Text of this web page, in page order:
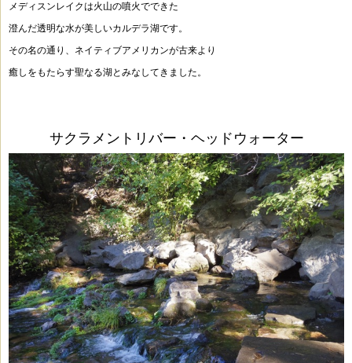
メディスンレイクは火山の噴火でできた
澄んだ透明な水が美しいカルデラ湖です。
その名の通り、ネイティブアメリカンが古来より
癒しをもたらす聖なる湖とみなしてきました。
サクラメントリバー・ヘッドウォーター